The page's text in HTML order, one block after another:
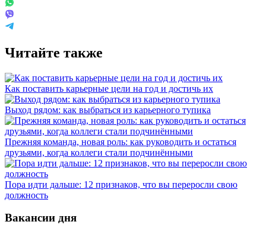
Читайте также
Как поставить карьерные цели на год и достичь их
Выход рядом: как выбраться из карьерного тупика
Прежняя команда, новая роль: как руководить и остаться
друзьями, когда коллеги стали подчинёнными
Пора идти дальше: 12 признаков, что вы переросли свою
должность
Вакансии дня